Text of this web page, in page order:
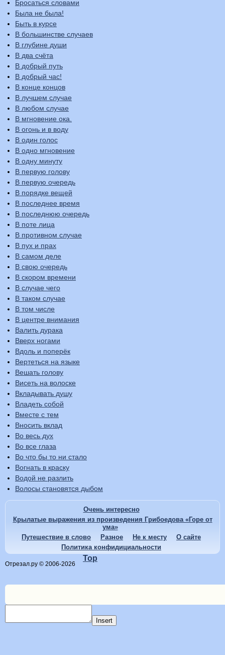
Бросаться словами
Была не была!
Быть в курсе
В большинстве случаев
В глубине души
В два счёта
В добрый путь
В добрый час!
В конце концов
В лучшем случае
В любом случае
В мгновение ока.
В огонь и в воду
В один голос
В одно мгновение
В одну минуту
В первую голову
В первую очередь
В порядке вещей
В последнее время
В последнюю очередь
В поте лица
В противном случае
В пух и прах
В самом деле
В свою очередь
В скором времени
В случае чего
В таком случае
В том числе
В центре внимания
Валить дурака
Вверх ногами
Вдоль и поперёк
Вертеться на языке
Вешать голову
Висеть на волоске
Вкладывать душу
Владеть собой
Вместе с тем
Вносить вклад
Во весь дух
Во все глаза
Во что бы то ни стало
Вогнать в краску
Водой не разлить
Волосы становятся дыбом
Очень интересно
Крылатые выражения из произведения Грибоедова «Горе от
ума»
Путешествие в слово
Разное Не к месту
О сайте
Политика конфидициальности
Отрезал.ру © 2006-2026
Top
Insert